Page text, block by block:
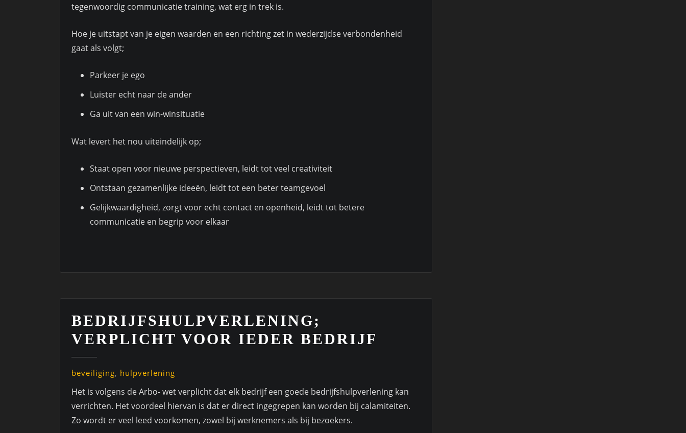
tegenwoordig communicatie training, wat erg in trek is.
Hoe je uitstapt van je eigen waarden en een richting zet in wederzijdse verbondenheid
gaat als volgt;
Parkeer je ego
Luister echt naar de ander
Ga uit van een win-winsituatie
Wat levert het nou uiteindelijk op;
Staat open voor nieuwe perspectieven, leidt tot veel creativiteit
Ontstaan gezamenlijke ideeën, leidt tot een beter teamgevoel
Gelijkwaardigheid, zorgt voor echt contact en openheid, leidt tot betere
communicatie en begrip voor elkaar
BEDRIJFSHULPVERLENING;
VERPLICHT VOOR IEDER BEDRIJF
beveiliging, hulpverlening
Het is volgens de Arbo- wet verplicht dat elk bedrijf een goede bedrijfshulpverlening kan
verrichten. Het voordeel hiervan is dat er direct ingegrepen kan worden bij calamiteiten.
Zo wordt er veel leed voorkomen, zowel bij werknemers als bij bezoekers.